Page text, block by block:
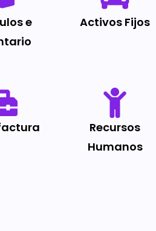
e
Activos Fijos
Recursos
Humanos